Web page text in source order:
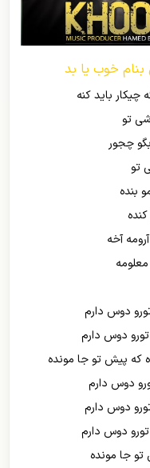
خوب یا بد
چیکار باید کنه
تو
چجور
تو
بنده
آخه
دوس دارم
دوس دارم
که پیش تو جا مونده
دوس دارم
دوس دارم
دوس دارم
تو جا مونده